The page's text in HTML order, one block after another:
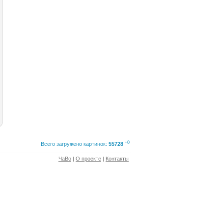
Всего загружено картинок: 55728 +0
ЧаВо | О проекте | Контакты